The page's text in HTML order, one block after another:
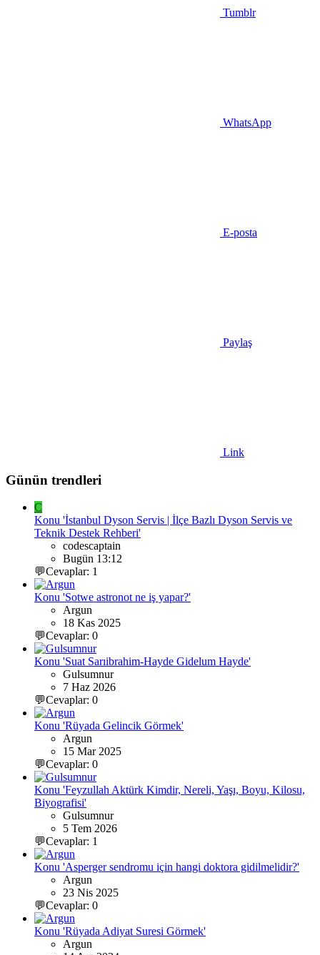
Tumblr
WhatsApp
E-posta
Paylaş
Link
Günün trendleri
C
Konu 'İstanbul Dyson Servis | İlçe Bazlı Dyson Servis ve
Teknik Destek Rehberi'
codescaptain
Bugün 13:12
💬Cevaplar: 1
Konu 'Sotwe astronot ne iş yapar?'
Argun
18 Kas 2025
💬Cevaplar: 0
Konu 'Suat Sarıibrahim-Hayde Gidelum Hayde'
Gulsumnur
7 Haz 2026
💬Cevaplar: 0
Konu 'Rüyada Gelincik Görmek'
Argun
15 Mar 2025
💬Cevaplar: 0
Konu 'Feyzullah Aktürk Kimdir, Nereli, Yaşı, Boyu, Kilosu,
Biyografisi'
Gulsumnur
5 Tem 2026
💬Cevaplar: 1
Konu 'Asperger sendromu için hangi doktora gidilmelidir?'
Argun
23 Nis 2025
💬Cevaplar: 0
Konu 'Rüyada Adiyat Suresi Görmek'
Argun